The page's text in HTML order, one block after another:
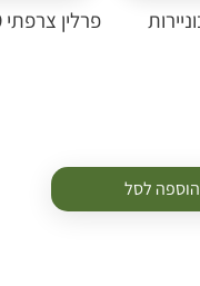
פרלין צרפתי 9
הוספה לסל